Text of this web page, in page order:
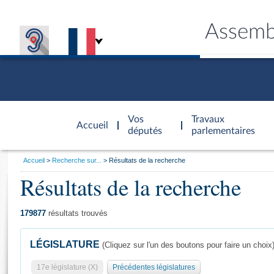
Accueil
d'accueil
Vos
députés
Travaux
parlementaires
Général
Vous
Accueil Recherche sur... Résultats de la recherche
Résultats de la recherche
179877 résultats trouvés
LÉGISLATURE (Cliquez sur l'un des boutons pour faire un choix)
17e législature (X) Précédentes législatures